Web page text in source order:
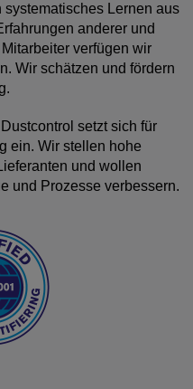
systematisches Lernen aus
anderer und
verfügen wir
Wir schätzen und fördern
Dustcontrol setzt sich für
ein. Wir stellen hohe
und wollen
und Prozesse verbessern.